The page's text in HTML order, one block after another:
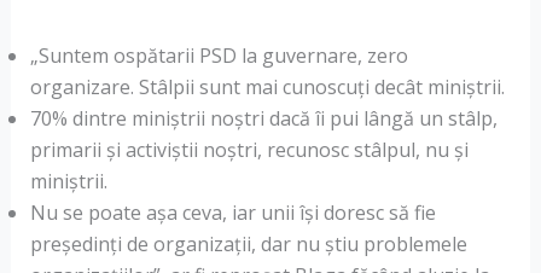
„Suntem ospătarii PSD la guvernare, zero
organizare. Stâlpii sunt mai cunoscuți decât miniștrii.
70% dintre miniștrii noștri dacă îi pui lângă un stâlp,
primarii și activiștii noștri, recunosc stâlpul, nu și
miniștrii.
Nu se poate așa ceva, iar unii își doresc să fie
președinți de organizații, dar nu știu problemele